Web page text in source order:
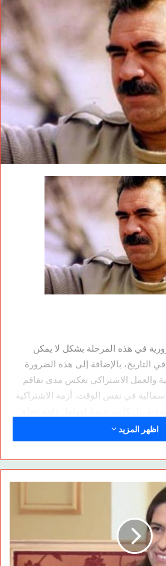
في هذه المرحلة بشكل لا يمكن
التاريخ، بالإضافة إلى هذه الضرورة
والعمل الاشتراكي تعكس مدى تفاقم
في نفس الوقت. أزمة الاشتراكية
التنظيمية والعملية. بالإضافة إلى أسباب
الرأسمالية، إلا أن العوامل الأهم
الإشتراكي بالإضافة إلى النهج
المالية، ليس عالم الكدح هو
بأكمله، بتاريخه وبيئته ومستقبله
أصبح هناك خياران لا ثالث لهما إما
بالبربرية والهمجية، أو بمعنى آخر إما
اظهر المزيد